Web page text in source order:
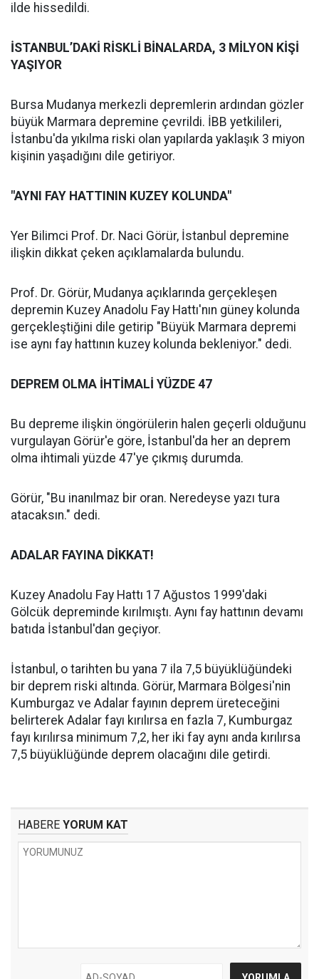
ilde hissedildi.
İSTANBUL’DAKİ RİSKLİ BİNALARDA, 3 MİLYON KİŞİ
YAŞIYOR
Bursa Mudanya merkezli depremlerin ardından gözler
büyük Marmara depremine çevrildi. İBB yetkilileri,
İstanbu'da yıkılma riski olan yapılarda yaklaşık 3 miyon
kişinin yaşadığını dile getiriyor.
"AYNI FAY HATTININ KUZEY KOLUNDA"
Yer Bilimci Prof. Dr. Naci Görür, İstanbul depremine
ilişkin dikkat çeken açıklamalarda bulundu.
Prof. Dr. Görür, Mudanya açıklarında gerçekleşen
depremin Kuzey Anadolu Fay Hattı'nın güney kolunda
gerçekleştiğini dile getirip "Büyük Marmara depremi
ise aynı fay hattının kuzey kolunda bekleniyor." dedi.
DEPREM OLMA İHTİMALİ YÜZDE 47
Bu depreme ilişkin öngörülerin halen geçerli olduğunu
vurgulayan Görür'e göre, İstanbul'da her an deprem
olma ihtimali yüzde 47'ye çıkmış durumda.
Görür, "Bu inanılmaz bir oran. Neredeyse yazı tura
atacaksın." dedi.
ADALAR FAYINA DİKKAT!
Kuzey Anadolu Fay Hattı 17 Ağustos 1999'daki
Gölcük depreminde kırılmıştı. Aynı fay hattının devamı
batıda İstanbul'dan geçiyor.
İstanbul, o tarihten bu yana 7 ila 7,5 büyüklüğündeki
bir deprem riski altında. Görür, Marmara Bölgesi'nin
Kumburgaz ve Adalar fayının deprem üreteceğini
belirterek Adalar fayı kırılırsa en fazla 7, Kumburgaz
fayı kırılırsa minimum 7,2, her iki fay aynı anda kırılırsa
7,5 büyüklüğünde deprem olacağını dile getirdi.
HABERE YORUM KAT